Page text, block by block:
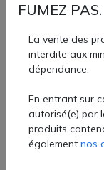
Ce vape band
adapté si vous
clearomiseur DTL
cigarette.
Cette protection
AZVape à l'unité
FUMEZ PAS.
La vente des
interdite aux
dépendance.
En entrant sur
autorisé(e) par
produits
également nos